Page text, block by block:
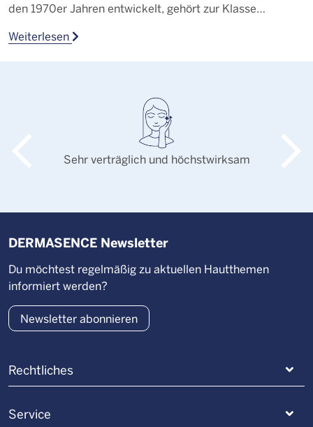
den 1970er Jahren entwickelt, gehört zur Klasse…
Weiterlesen
Sehr verträglich und höchstwirksam
Rechtliches
Service
DERMASENCE Newsletter
Du möchtest regelmäßig zu aktuellen Hautthemen
informiert werden?
Newsletter abonnieren